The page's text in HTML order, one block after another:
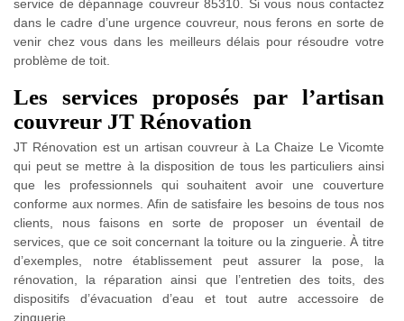
service de dépannage couvreur 85310. Si vous nous contactez
dans le cadre d’une urgence couvreur, nous ferons en sorte de
venir chez vous dans les meilleurs délais pour résoudre votre
problème de toit.
Les services proposés par l’artisan
couvreur JT Rénovation
JT Rénovation est un artisan couvreur à La Chaize Le Vicomte
qui peut se mettre à la disposition de tous les particuliers ainsi
que les professionnels qui souhaitent avoir une couverture
conforme aux normes. Afin de satisfaire les besoins de tous nos
clients, nous faisons en sorte de proposer un éventail de
services, que ce soit concernant la toiture ou la zinguerie. À titre
d’exemples, notre établissement peut assurer la pose, la
rénovation, la réparation ainsi que l’entretien des toits, des
dispositifs d’évacuation d’eau et tout autre accessoire de
zinguerie.